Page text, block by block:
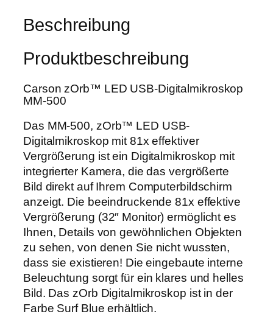
r
6
9
0
€
1
€
.
L
D
S
B
-
D
i
g
i
t
a
l
m
i
k
r
o
Beschreibung
Produktbeschreibung
Carson zOrb™ LED USB-Digitalmikroskop
MM-500
Das MM-500, zOrb™ LED USB-
Digitalmikroskop mit 81x effektiver
Vergrößerung ist ein Digitalmikroskop mit
integrierter Kamera, die das vergrößerte
Bild direkt auf Ihrem Computerbildschirm
anzeigt. Die beeindruckende 81x effektive
Vergrößerung (32″ Monitor) ermöglicht es
Ihnen, Details von gewöhnlichen Objekten
zu sehen, von denen Sie nicht wussten,
dass sie existieren! Die eingebaute interne
Beleuchtung sorgt für ein klares und helles
Bild. Das zOrb Digitalmikroskop ist in der
Farbe Surf Blue erhältlich.